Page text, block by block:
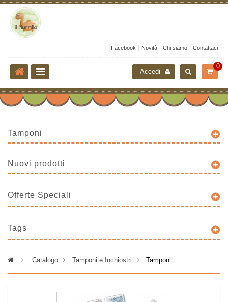
Facebook Novità Chi siamo Contattaci
0
Accedi
Tamponi
Nuovi prodotti
Offerte Speciali
Tags
> Catalogo > Tamponi e Inchiostri > Tamponi